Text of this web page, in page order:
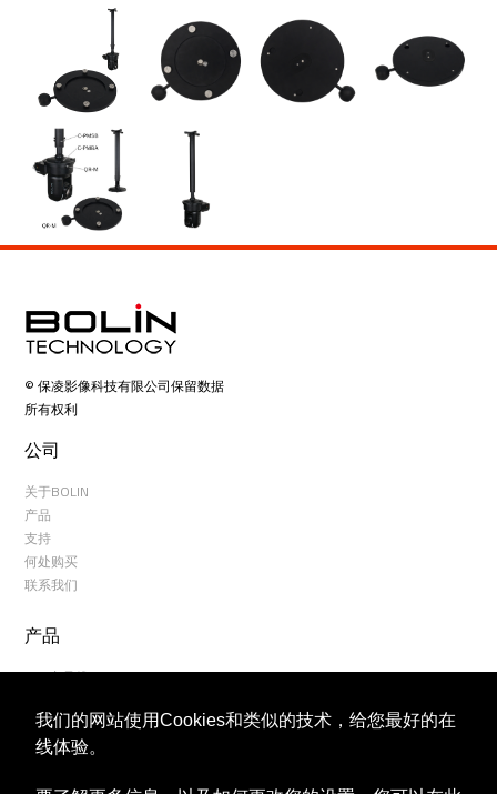
我们的网站使用Cookies和类似的技术，给您最好的在
线体验。
© 保凌影像科技有限公司保留数据
所有权利
公司
关于BOLIN
产品
支持
何处购买
联系我们
产品
NDI 产品线
2系列USB云台摄像机
3系列USB云台摄像机